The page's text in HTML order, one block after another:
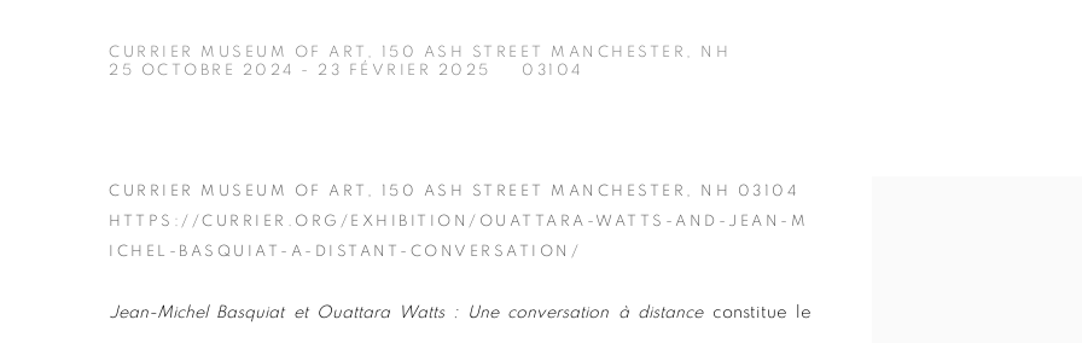
CURRIER MUSEUM OF ART, 150 ASH STREET MANCHESTER, NH
03104
25 OCTOBRE 2024 - 23 FÉVRIER 2025
CURRIER MUSEUM OF ART, 150 ASH STREET MANCHESTER, NH 03104
HTTPS://CURRIER.ORG/EXHIBITION/OUATTARA-WATTS-AND-JEAN-M
ICHEL-BASQUIAT-A-DISTANT-CONVERSATION/
Jean-Michel Basquiat et Ouattara Watts : Une conversation à distanceconstitue le